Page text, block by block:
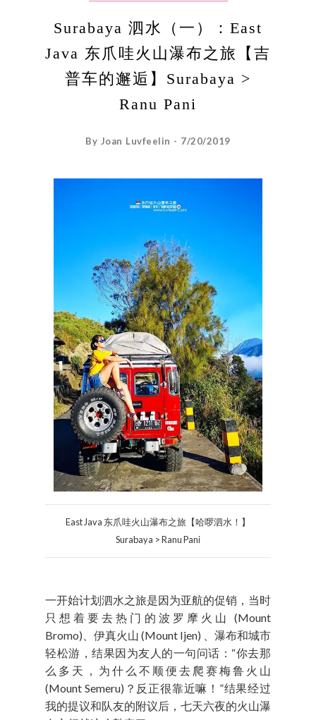
Surabaya 泗水（一）：East
Java 东爪哇火山瀑布之旅【吉
普车的邂逅】Surabaya >
Ranu Pani
By Joan Luvfeelin - 7/20/2019
East Java 东爪哇火山瀑布之旅【哈啰泗水！】
Surabaya > Ranu Pani
一开始计划泗水之旅是因为亚航的促销，当时
只想着要去热门的波罗摩火山 (Mount
Bromo)、伊真火山 (Mount Ijen) 、瀑布和城市
轻松游，结果因为友人的一句问话：“你去那
么多天，为什么不顺便去爬赛梅鲁火山
(Mount Semeru)？反正很靠近嘛！”结果经过
我的提议和队友的附议后，七天六夜的火山瀑